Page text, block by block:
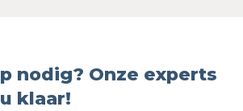
nodig? Onze experts
klaar!